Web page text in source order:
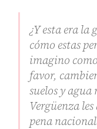
¿Y esta era la
cómo estas
imagino
favor,
suelos y
Vergüenza
pena